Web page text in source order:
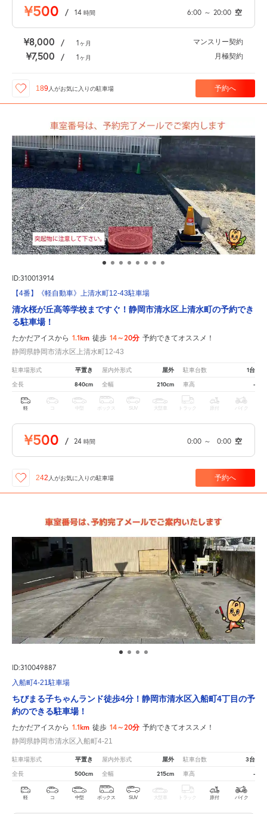
¥500 / 14 時間 6:00 ～ 20:00 空
¥8,000 / 1ヶ月 マンスリー契約
¥7,500 / 1ヶ月 月極契約
189 人がお気に入りの駐車場 予約へ
ID:310013914
【4番】《軽自動車》上清水町12-43駐車場
清水桜が丘高等学校まですぐ！静岡市清水区上清水町の予約でき
る駐車場！
たかだアイスから 1.1km 徒歩 14～20分 予約できてオススメ！
静岡県静岡市清水区上清水町12-43
駐車場形式 平置き 屋内外形式 屋外 駐車台数 1台
全長 840cm 全幅 210cm 車高 -
軽 中型 ボックス SUV 大型車 トラック 原付 バイク
¥500 / 24 時間 0:00 ～ 0:00 空
242 人がお気に入りの駐車場 予約へ
ID:310049887
入船町4-21駐車場
ちびまる子ちゃんランド徒歩4分！静岡市清水区入船町4丁目の予
約のできる駐車場！
たかだアイスから 1.1km 徒歩 14～20分 予約できてオススメ！
静岡県静岡市清水区入船町4-21
駐車場形式 平置き 屋内外形式 屋外 駐車台数 3台
全長 500cm 全幅 215cm 車高 -
軽 コ 中型 ボックス SUV 大型車 トラック 原付 バイク